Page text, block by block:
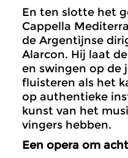
En ten slotte het
Cappella
de Argentijnse
Alarcon. Hij laat
en swingen op de
fluisteren als het
op authentieke
kunst van het
vingers hebben.
Een opera om